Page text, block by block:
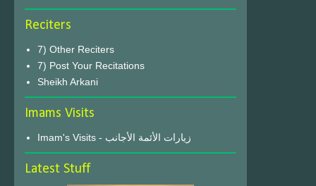
Reciters
7) Other Reciters
7) Post Your Recitations
Sheikh Arkani
Imams Visits
Imam's Visits - زيارات الأئمة الأجانب
Latest Stuff